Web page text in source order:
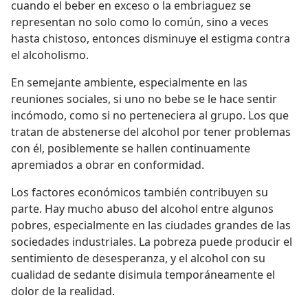
cuando el beber en exceso o la embriaguez se
representan no solo como lo común, sino a veces
hasta chistoso, entonces disminuye el estigma contra
el alcoholismo.
En semejante ambiente, especialmente en las
reuniones sociales, si uno no bebe se le hace sentir
incómodo, como si no perteneciera al grupo. Los que
tratan de abstenerse del alcohol por tener problemas
con él, posiblemente se hallen continuamente
apremiados a obrar en conformidad.
Los factores económicos también contribuyen su
parte. Hay mucho abuso del alcohol entre algunos
pobres, especialmente en las ciudades grandes de las
sociedades industriales. La pobreza puede producir el
sentimiento de desesperanza, y el alcohol con su
cualidad de sedante disimula temporáneamente el
dolor de la realidad.